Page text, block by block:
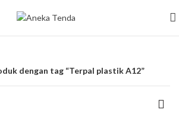
plastik A12
dengan tag “Terpal plastik A12”